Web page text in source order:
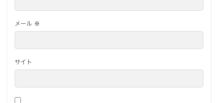
メール ※
サイト